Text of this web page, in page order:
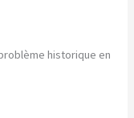
historique en